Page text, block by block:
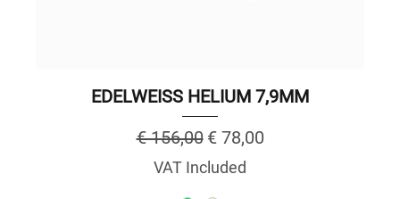
EDELWEISS HELIUM 7,9MM
Regular Price
€ 156,00 Sale Price
€ 78,00
VAT Included